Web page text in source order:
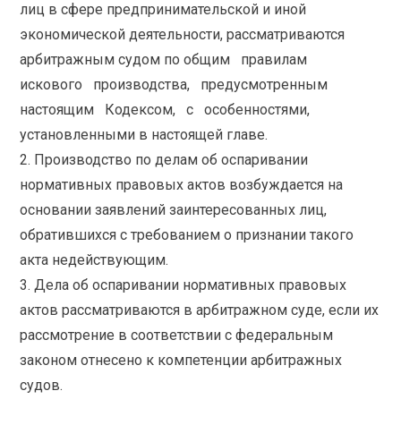
лиц в сфере предпринимательской и иной
экономической деятельности, рассматриваются
арбитражным судом по общим правилам
искового производства, предусмотренным
настоящим Кодексом, с особенностями,
установленными в настоящей главе.
2. Производство по делам об оспаривании
нормативных правовых актов возбуждается на
основании заявлений заинтересованных лиц,
обратившихся с требованием о признании такого
акта недействующим.
3. Дела об оспаривании нормативных правовых
актов рассматриваются в арбитражном суде, если их
рассмотрение в соответствии с федеральным
законом отнесено к компетенции арбитражных
судов.